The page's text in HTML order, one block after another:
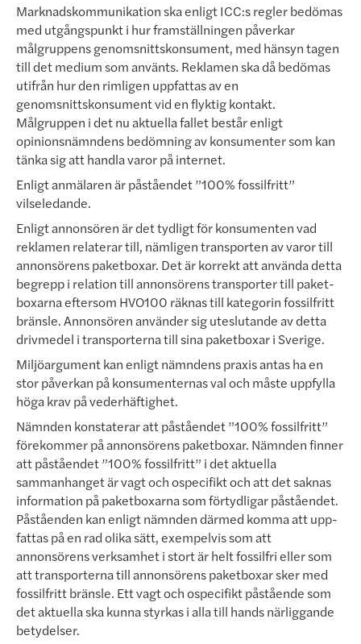
Marknadskommunikation ska enligt ICC:s regler bedömas
med utgångspunkt i hur framställningen påverkar
målgruppens genomsnittskonsument, med hänsyn tagen
till det medium som använts. Reklamen ska då be­dömas
utifrån hur den rimligen uppfattas av en
genomsnittskonsument vid en flyktig kontakt.
Målgruppen i det nu aktuella fallet består enligt
opinionsnämndens bedömning av kon­sumenter som kan
tänka sig att handla varor på internet.
Enligt anmälaren är påståendet ”100% fossilfritt”
vilseledande.
Enligt annonsören är det tydligt för konsumenten vad
reklamen relaterar till, nämligen transporten av varor till
annonsörens paketboxar. Det är korrekt att använda detta
begrepp i relation till annonsörens transporter till paket­­­
boxarna eftersom HVO100 räknas till kategorin fossilfritt
bränsle. Annonsören använder sig uteslutande av detta
driv­medel i transporterna till sina paketboxar i Sverige.
Miljöargument kan enligt nämndens praxis antas ha en
stor påverkan på konsumenternas val och måste upp­fylla
höga krav på vederhäftighet.
Nämnden konstaterar att påståendet ”100% fossilfritt”
förekommer på annonsörens paketboxar. Nämnden fin­ner
att påstå­endet ”100% fossilfritt” i det aktuella
sammanhanget är vagt och ospecifikt och att det saknas
in­for­m­ation på paketboxarna som förtydligar påståendet.
Påståenden kan enligt nämnden därmed komma att upp­­
fattas på en rad olika sätt, exempelvis som att
annonsörens verksamhet i stort är helt fossilfri eller som
att tran­sporterna till annonsörens paketboxar sker med
fossilfritt bränsle. Ett vagt och ospecifikt påstå­ende som
det aktuella ska kunna styrkas i alla till hands närliggande
betydelser.